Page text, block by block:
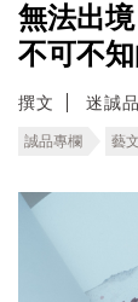
無法出
不可不
撰文 迷誠
誠品專欄 藝